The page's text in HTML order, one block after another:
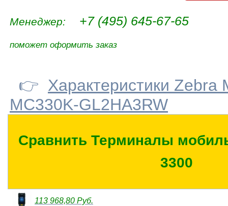
Менеджер: +7 (495) 645-67-65
поможет оформить заказ
👉 Характеристики Zebra
MC330K-GL2HA3RW
Сравнить Терминалы
3300
113 968,80 Руб.